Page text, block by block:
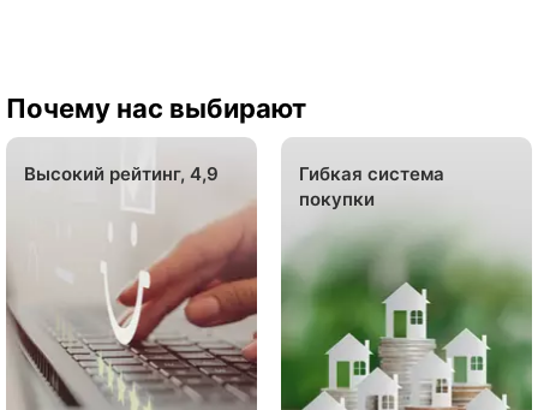
Почему нас выбирают
Высокий рейтинг, 4,9
Гибкая система
покупки